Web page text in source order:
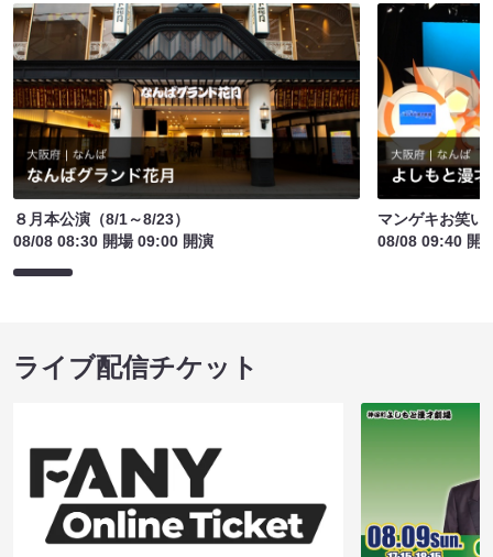
８月本公演（8/1～8/23）
08/08 08:30 開場 09:00 開演
マンゲキお笑い
08/08 09:40 開
ライブ配信チケット